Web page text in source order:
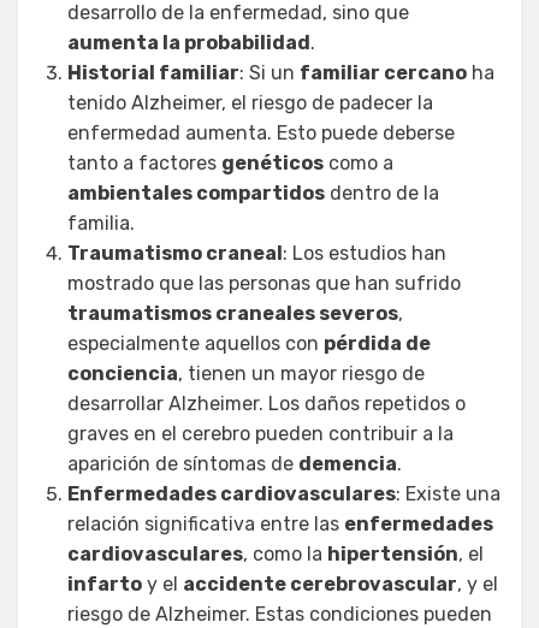
desarrollo de la enfermedad, sino que
aumenta la probabilidad .
Historial familiar: Si un familiar cercano ha
tenido Alzheimer, el riesgo de padecer la
enfermedad aumenta. Esto puede deberse
tanto a factores genéticos como a
ambientales compartidos dentro de la
familia.
Traumatismo craneal : Los estudios han
mostrado que las personas que han sufrido
traumatismos craneales severos,
especialmente aquellos con pérdida de
conciencia, tienen un mayor riesgo de
desarrollar Alzheimer. Los daños repetidos o
graves en el cerebro pueden contribuir a la
aparición de síntomas de demencia.
Enfermedades cardiovasculares: Existe una
relación significativa entre las enfermedades
cardiovasculares, como la hipertensión, el
infarto y el accidente cerebrovascular, y el
riesgo de Alzheimer. Estas condiciones pueden